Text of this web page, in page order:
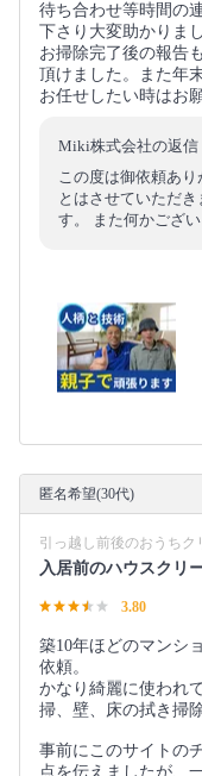
待ち合わせ等時間の
下さり大変助かりまし
お掃除完了後の報告
頂けました。また年
お任せしたい時はお
Miki株式会社の返信
この度は御依頼あ
とはさせていただ
す。 また何かござ
匿名希望(30代)
引っ越し前後のおうちク
入居前のハウスクリ
3.80
築10年ほどのマンシ
依頼。
かなり綺麗に使われ
掃、壁、床の拭き掃
事前にこのサイトの
点を伝えましたが、